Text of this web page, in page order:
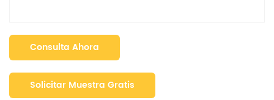
Consulta Ahora
Solicitar Muestra Gratis